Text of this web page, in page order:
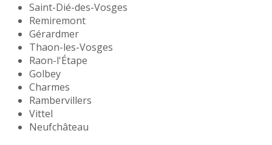
Saint-Dié-des-Vosges
Remiremont
Gérardmer
Thaon-les-Vosges
Raon-l'Étape
Golbey
Charmes
Rambervillers
Vittel
Neufchâteau